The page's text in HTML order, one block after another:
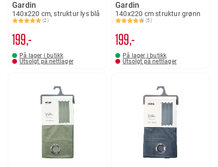
Gardin
140x220 cm, struktur lys blå
Karakter:
(2)
5.0 av 5 mulige
199,-
På lager i butikk
Utsolgt på nettlager
Gardin
140x220 cm struktur grønn
Karakter:
(5)
4.2 av 5 mulige
199,-
På lager i butikk
Utsolgt på nettlager